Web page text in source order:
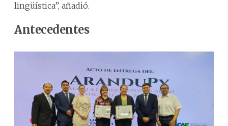
lingüística”, añadió.
Antecedentes